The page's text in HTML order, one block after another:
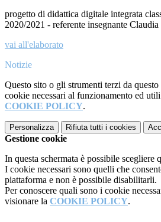
progetto di didattica digitale integrata
2020/2021 - referente insegnante
vai all'elaborato
Notizie
Questo sito o gli strumenti terzi da
cookie necessari al funzionamento ed
COOKIE POLICY.
Personalizza Rifiuta tutti i cookies
Gestione cookie
In questa schermata è possibile scegliere
I cookie necessari sono quelli che
piattaforma e non è possibile disabilitarli.
Per conoscere quali sono i cookie
visionare la COOKIE POLICY.